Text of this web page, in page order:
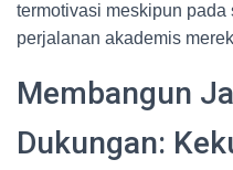
termotivasi meskipun pada
perjalanan akademis
Membangun
Dukungan: